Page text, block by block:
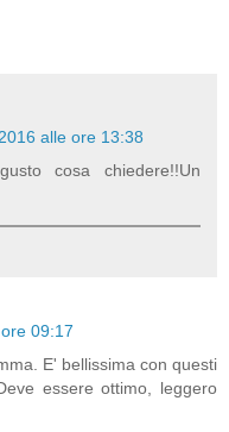
alle ore 13:38
cosa chiedere!!Un
09:17
E' bellissima con questi
essere ottimo, leggero